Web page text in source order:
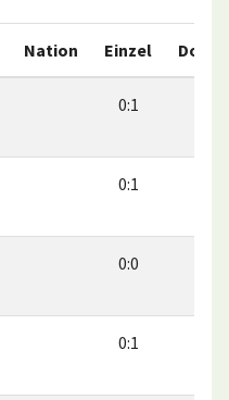
Nation Einzel
0:1
0:1
0:0
0:1